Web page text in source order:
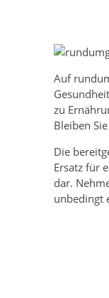
Auf
zu
Bleiben
Die
Ersatz für
dar.
unbedingt